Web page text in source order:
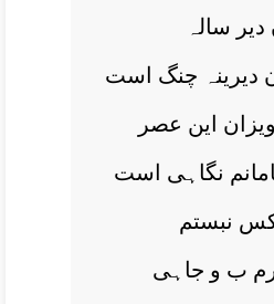
دیر سالہ
چنگ است
این عصر
نگاہی است
نبستم
ب و جاہی